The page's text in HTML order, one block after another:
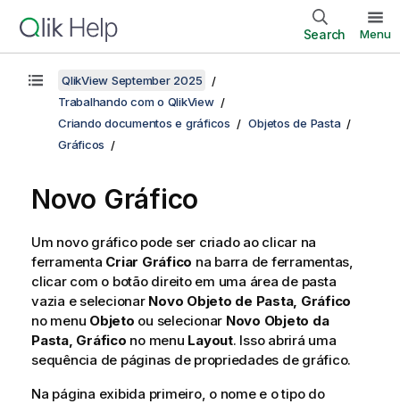
Search Menu
QlikView September 2025
Trabalhando com o QlikView
Criando documentos e gráficos
Objetos de Pasta
Gráficos
Novo Gráfico
Um novo gráfico pode ser criado ao clicar na
ferramenta Criar Gráfico na barra de ferramentas,
clicar com o botão direito em uma área de pasta
vazia e selecionar Novo Objeto de Pasta, Gráfico
no menu Objeto ou selecionar Novo Objeto da
Pasta, Gráfico no menu Layout. Isso abrirá uma
sequência de páginas de propriedades de gráfico.
Na página exibida primeiro, o nome e o tipo do